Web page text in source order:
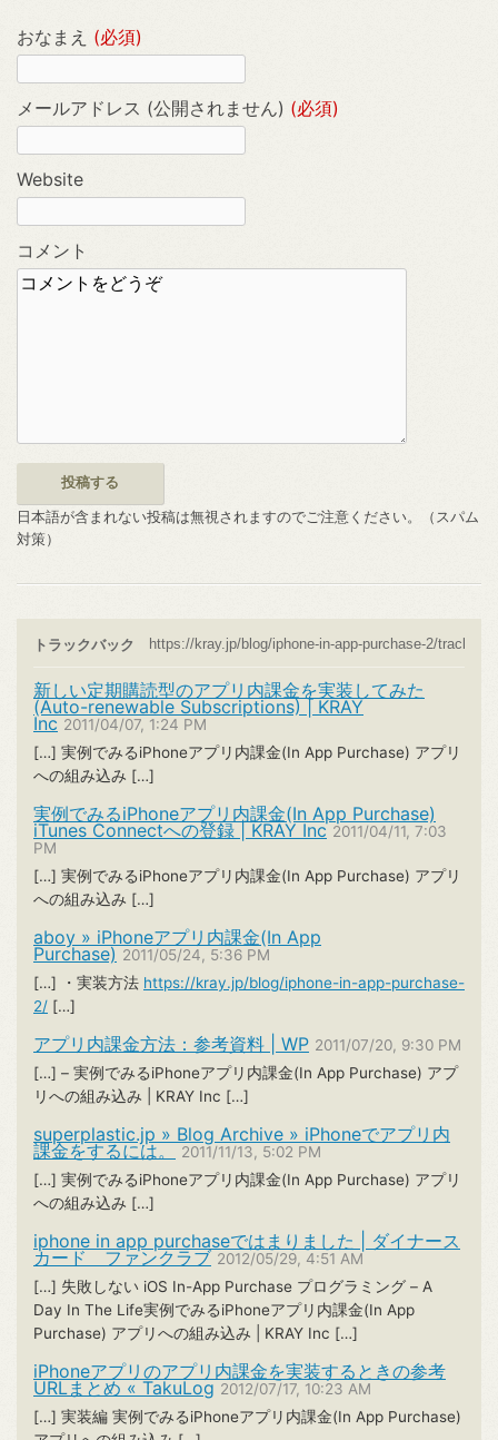
おなまえ (必須)
メールアドレス (公開されません) (必須)
Website
コメント
日本語が含まれない投稿は無視されますのでご注意ください。（スパム
対策）
トラックバック
新しい定期購読型のアプリ内課金を実装してみた
(Auto-renewable Subscriptions) | KRAY
Inc 2011/04/07, 1:24 PM
[…] 実例でみるiPhoneアプリ内課金(In App Purchase) アプリ
への組み込み […]
実例でみるiPhoneアプリ内課金(In App Purchase)
iTunes Connectへの登録 | KRAY Inc 2011/04/11, 7:03
PM
[…] 実例でみるiPhoneアプリ内課金(In App Purchase) アプリ
への組み込み […]
aboy » iPhoneアプリ内課金(In App
Purchase) 2011/05/24, 5:36 PM
[…] ・実装方法 https://kray.jp/blog/iphone-in-app-purchase-
2/ […]
アプリ内課金方法：参考資料 | WP 2011/07/20, 9:30 PM
[…] – 実例でみるiPhoneアプリ内課金(In App Purchase) アプ
リへの組み込み | KRAY Inc […]
superplastic.jp » Blog Archive » iPhoneでアプリ内
課金をするには。
2011/11/13, 5:02 PM
[…] 実例でみるiPhoneアプリ内課金(In App Purchase) アプリ
への組み込み […]
iphone in app purchaseではまりました | ダイナース
カード ファンクラブ 2012/05/29, 4:51 AM
[…] 失敗しない iOS In-App Purchase プログラミング – A
Day In The Life実例でみるiPhoneアプリ内課金(In App
Purchase) アプリへの組み込み | KRAY Inc […]
iPhoneアプリのアプリ内課金を実装するときの参考
URLまとめ « TakuLog 2012/07/17, 10:23 AM
[…] 実装編 実例でみるiPhoneアプリ内課金(In App Purchase)